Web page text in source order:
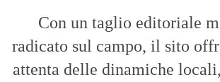
Con un taglio editoriale
radicato sul campo, il sito
attenta delle dinamiche